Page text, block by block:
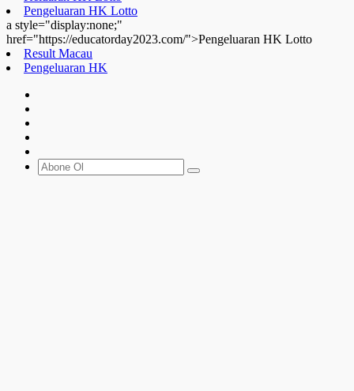
Pengeluaran HK Lotto
a style="display:none;"
href="https://educatorday2023.com/">Pengeluaran HK Lotto
Result Macau
Pengeluaran HK